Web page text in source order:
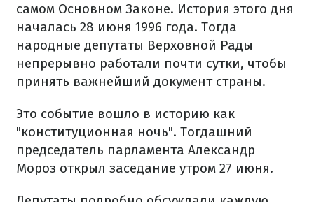
самом Основном Законе. История этого дня
началась 28 июня 1996 года. Тогда
народные депутаты Верховной Рады
непрерывно работали почти сутки, чтобы
принять важнейший документ страны.
Это событие вошло в историю как
"конституционная ночь". Тогдашний
председатель парламента Александр
Мороз открыл заседание утром 27 июня.